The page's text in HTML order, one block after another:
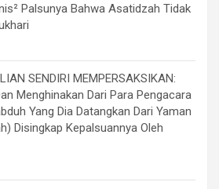
Palsunya Bahwa Asatidzah Tidak
SENDIRI MEMPERSAKSIKAN:
Menghinakan Dari Para Pengacara
Yang Dia Datangkan Dari Yaman
Disingkap Kepalsuannya Oleh